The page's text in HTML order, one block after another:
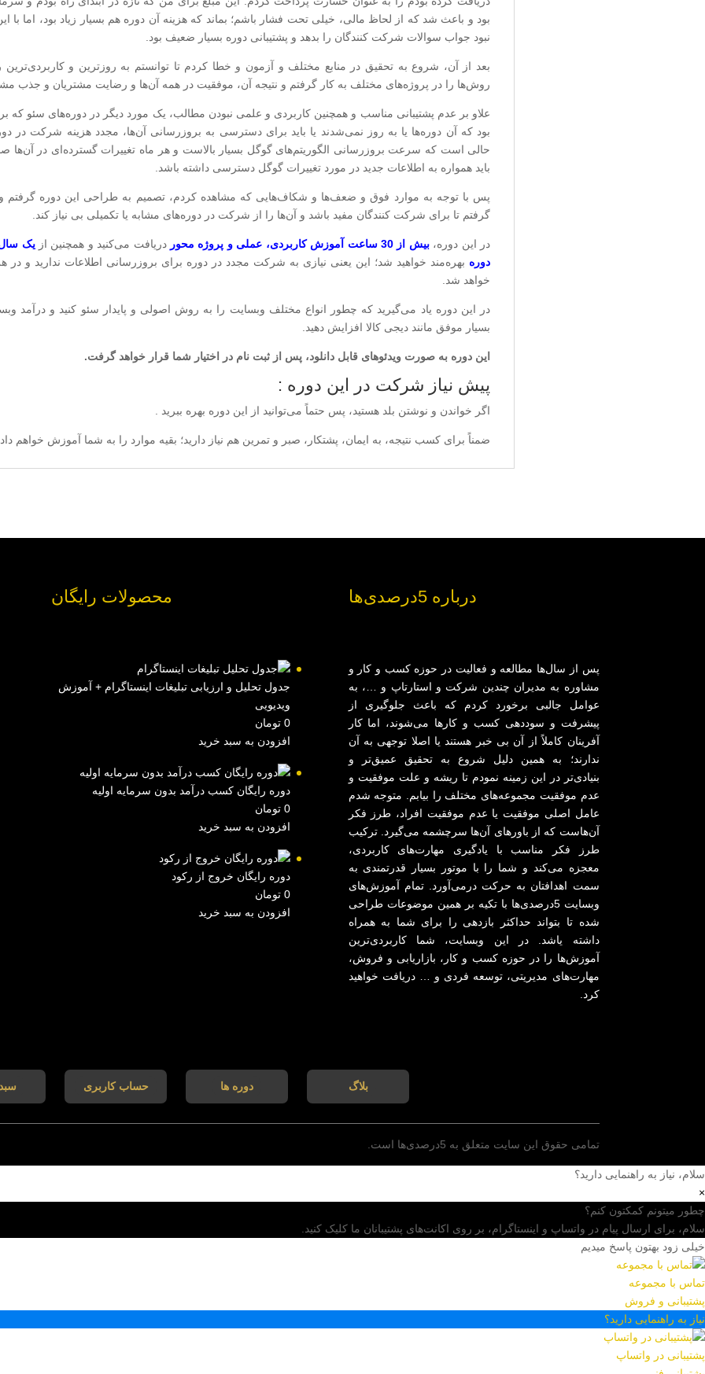
بود و باعث شد که از لحاظ مالی، خیلی تحت فشار باشم؛ بماند که هزینه آن دوره هم بسیار زیاد بود، اما
نبود جواب سوالات شرکت کنندگان را بدهد و پشتیبانی دوره بسیار ضعیف بود.
بعد از آن، شروع به تحقیق در منابع مختلف و آزمون و خطا کردم تا توانستم به روزترین و
روش‌ها را در پروژه‌های مختلف به کار گرفتم و نتیجه آن، موفقیت در همه آن‌ها و رضایت مشتریان و جذب
علاو بر عدم پشتیبانی مناسب و همچنین کاربردی و علمی نبودن مطالب، یک مورد دیگر در دوره‌های سئو که
بود که آن دوره‌ها یا به روز نمی‌شدند یا باید برای دسترسی به بروزرسانی آن‌ها، مجدد هزینه شرکت در
حالی است که سرعت بروزرسانی الگوریتم‌های گوگل بسیار بالاست و هر ماه تغییرات گسترده‌ای در
باید همواره به اطلاعات جدید در مورد تغییرات گوگل دسترسی داشته باشد.
پس با توجه به موارد فوق و ضعف‌ها و شکاف‌هایی که مشاهده کردم، تصمیم به طراحی این دوره گرفتم و
گرفتم تا برای شرکت کنندگان مفید باشد و آن‌ها را از شرکت در دوره‌های مشابه یا تکمیلی بی نیاز کند.
در این دوره،بیش از 30 ساعت آموزش کاربردی، عملی و پروژه محور دریافت می‌کنید و همچنین ازیک سال
دوره بهره‌مند خواهید شد؛ این یعنی نیازی به شرکت مجدد در دوره برای بروزرسانی اطلاعات ندارید و
خواهد شد.
در این دوره یاد می‌گیرید که چطور انواع مختلف وبسایت را به روش اصولی و پایدار سئو کنید و درآمد
بسیار موفق مانند دیجی کالا افزایش دهید.
این دوره به صورت ویدئوهای قابل دانلود، پس از ثبت نام در اختیار شما قرار خواهد گرفت.
پیش نیاز شرکت در این دوره :
اگر خواندن و نوشتن بلد هستید، پس حتماً می‌توانید از این دوره بهره ببرید .
ضمناً برای کسب نتیجه، به ایمان، پشتکار، صبر و تمرین هم نیاز دارید؛ بقیه موارد را به شما آموزش خواهم داد.
محصولات رایگان
جدول تحلیل و ارزیابی تبلیغات اینستاگرام + آموزش
ویدیویی
0 تومان
افزودن به سبد خرید
دوره رایگان کسب درآمد بدون سرمایه اولیه
0 تومان
افزودن به سبد خرید
دوره رایگان خروج از رکود
0 تومان
افزودن به سبد خرید
درباره 5درصدی‌ها
پس از سال‌ها مطالعه و فعالیت در حوزه کسب و کار و
مشاوره به مدیران چندین شرکت و استارتاپ و …، به
عوامل جالبی برخورد کردم که باعث جلوگیری از
پیشرفت و سوددهی کسب و کارها می‌شوند، اما کار
آفرینان کاملاً از آن بی خبر هستند یا اصلا توجهی به آن
ندارند؛ به همین دلیل شروع به تحقیق عمیق‌تر و
بنیادی‌تر در این زمینه نمودم تا ریشه و علت موفقیت و
عدم موفقیت مجموعه‌های مختلف را بیابم. متوجه شدم
عامل اصلی موفقیت یا عدم موفقیت افراد، طرز فکر
آن‌هاست که از باورهای آن‌ها سرچشمه می‌گیرد. ترکیب
طرز فکر مناسب با یادگیری مهارت‌های کاربردی،
معجزه می‌کند و شما را با موتور بسیار قدرتمندی به
سمت اهدافتان به حرکت درمی‌آورد. تمام آموزش‌های
وبسایت 5درصدی‌ها با تکیه بر همین موضوعات طراحی
شده تا بتواند حداکثر بازدهی را برای شما به همراه
داشته یاشد. در این وبسایت، شما کاربردی‌ترین
آموزش‌ها را در حوزه کسب و کار، بازاریابی و فروش،
مهارت‌های مدیریتی، توسعه فردی و … دریافت خواهید
کرد.
بلاگ دوره ها حساب کاربری
تمامی حقوق این سایت متعلق به 5درصدی‌ها است.
سلام، نیاز به راهنمایی دارید؟
×
چطور میتونم کمکتون کنم؟
سلام، برای ارسال پیام در واتساپ و اینستاگرام، بر روی اکانت‌های پشتیبانان ما کلیک کنید.
خیلی زود بهتون پاسخ میدیم
تماس با مجموعه
پشتیبانی و فروش
نیاز به راهنمایی دارید؟
پشتیبانی در واتساپ